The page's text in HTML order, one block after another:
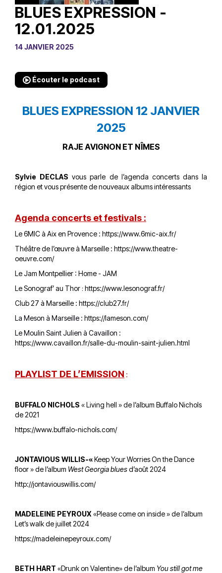
BLUES EXPRESSION -
12.01.2025
14 JANVIER 2025
Écouter le podcast
BLUES EXPRESSION 12 JANVIER
2025
RAJE AVIGNON ET NÎMES
Sylvie DECLAS vous parle de l’agenda concerts dans la
région et vous présente de nouveaux albums intéressants
Agenda concerts et festivals :
Le 6MIC à Aix en Provence : https://www.6mic-aix.fr/
Théâtre de l’œuvre à Marseille : https://www.theatre-
oeuvre.com/
Le Jam Montpellier : Home - JAM
Le Sonograf’ au Thor : https://www.lesonograf.fr/
Club 27 à Marseille : https://club27.fr/
La Meson à Marseille : https://lameson.com/
Le Moulin Saint Julien à Cavaillon :
https://www.cavaillon.fr/salle-du-moulin-saint-julien.html
PLAYLIST DE L’EMISSION :
BUFFALO NICHOLS « Living hell » de l’album Buffalo Nichols
de 2021
https://www.buffalo-nichols.com/
JONTAVIOUS WILLIS-«Keep Your Worries On the Dance
floor » de l’album West Georgia bluesd’août 2024
http://jontaviouswillis.com/
MADELEINE PEYROUX «Please come on inside » de l’album
Let’s walk de juillet 2024
https://madeleinepeyroux.com/
BETH HART «Drunk on Valentine» de l’album You still got me